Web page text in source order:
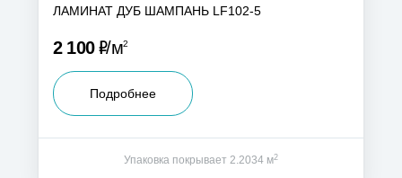
ЛАМИНАТ ДУБ ШАМПАНЬ LF102-5
2 100Р м2
Подробнее
Упаковка покрывает 2.2034 м2